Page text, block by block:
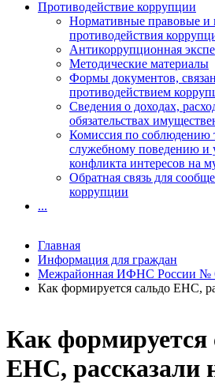
Как формируется
ЕНС, рассказали
Противодействие коррупции
Нормативные правовые и
противодействия
Антикоррупционная
Методические материалы
Формы документов,
противодействием
Сведения о доходах,
обязательствах
Комиссия по соблюдению
служебному поведению и
конфликта интересов на
Обратная связь для
коррупции
...
Главная
Информация для граждан
Межрайонная ИФНС России № 6
Как формируется сальдо ЕНС,